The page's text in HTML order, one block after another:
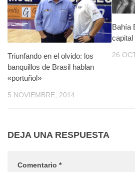
Triunfando en el olvido: los
banquillos de Brasil hablan
«portuñol»
5 NOVIEMBRE, 2014
Bahía
capital
26
DEJA UNA RESPUESTA
Comentario *